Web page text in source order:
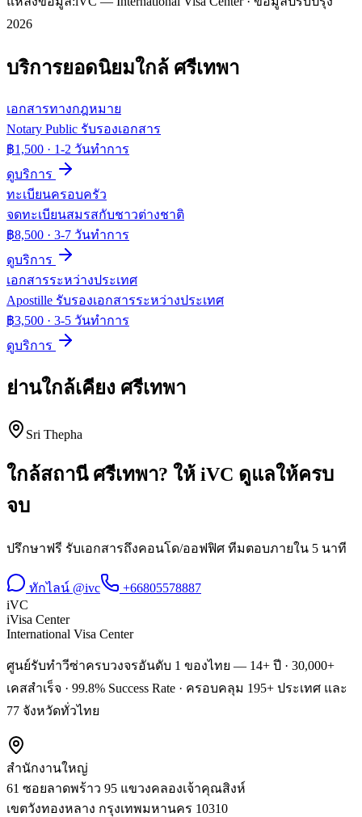
2026
บริการยอดนิยมใกล้ ศรีเทพา
เอกสารทางกฎหมาย
Notary Public รับรองเอกสาร
฿1,500 · 1-2 วันทำการ
ดูบริการ
ทะเบียนครอบครัว
จดทะเบียนสมรสกับชาวต่างชาติ
฿8,500 · 3-7 วันทำการ
ดูบริการ
เอกสารระหว่างประเทศ
Apostille รับรองเอกสารระหว่างประเทศ
฿3,500 · 3-5 วันทำการ
ดูบริการ
ย่านใกล้เคียง ศรีเทพา
Sri Thepha
ใกล้สถานี ศรีเทพา? ให้ iVC ดูแลให้ครบ
จบ
ปรึกษาฟรี รับเอกสารถึงคอนโด/ออฟฟิศ ทีมตอบภายใน 5 นาที
ทักไลน์ @ivc
+66805578887
iVC
iVisa Center
International Visa Center
ศูนย์รับทำวีซ่าครบวงจรอันดับ 1 ของไทย — 14+ ปี · 30,000+
เคสสำเร็จ · 99.8% Success Rate · ครอบคลุม 195+ ประเทศ และ
77 จังหวัดทั่วไทย
สำนักงานใหญ่
61 ซอยลาดพร้าว 95 แขวงคลองเจ้าคุณสิงห์
เขตวังทองหลาง กรุงเทพมหานคร 10310